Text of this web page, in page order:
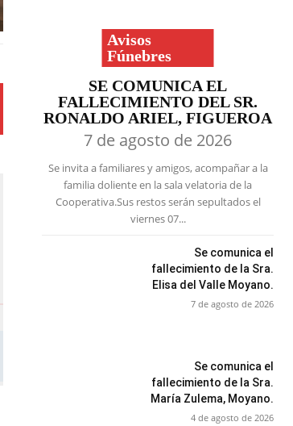
Avisos
Fúnebres
SE COMUNICA EL
FALLECIMIENTO DEL SR.
RONALDO ARIEL, FIGUEROA
7 de agosto de 2026
Se invita a familiares y amigos, acompañar a la
familia doliente en la sala velatoria de la
Cooperativa.Sus restos serán sepultados el
viernes 07...
Se comunica el
fallecimiento de la Sra.
Elisa del Valle Moyano.
7 de agosto de 2026
Se comunica el
fallecimiento de la Sra.
María Zulema, Moyano.
4 de agosto de 2026